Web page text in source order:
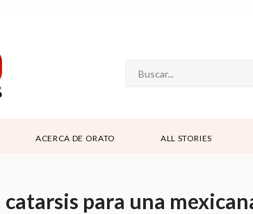
ACERCA DE ORATO ALL STORIES
catarsis para una